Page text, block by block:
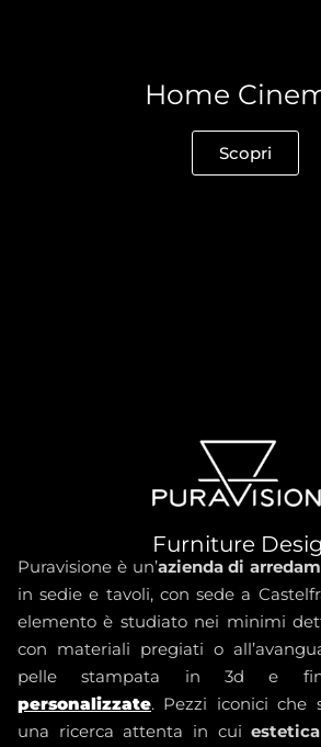
Home
Scopri
Furniture
Puravisione è un’azienda di
in sedie e tavoli, con sede a
elemento è studiato nei minimi
con materiali pregiati o
pelle stampata in 3d e
personalizzate. Pezzi iconici che
una ricerca attenta in cui